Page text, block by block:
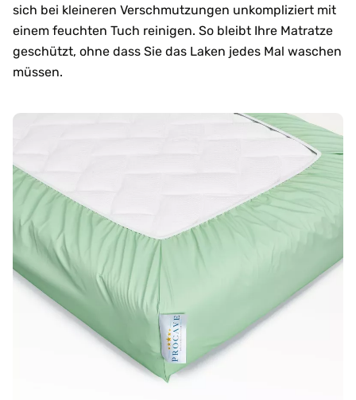
sich bei kleineren Verschmutzungen unkompliziert mit
einem feuchten Tuch reinigen. So bleibt Ihre Matratze
geschützt, ohne dass Sie das Laken jedes Mal waschen
müssen.